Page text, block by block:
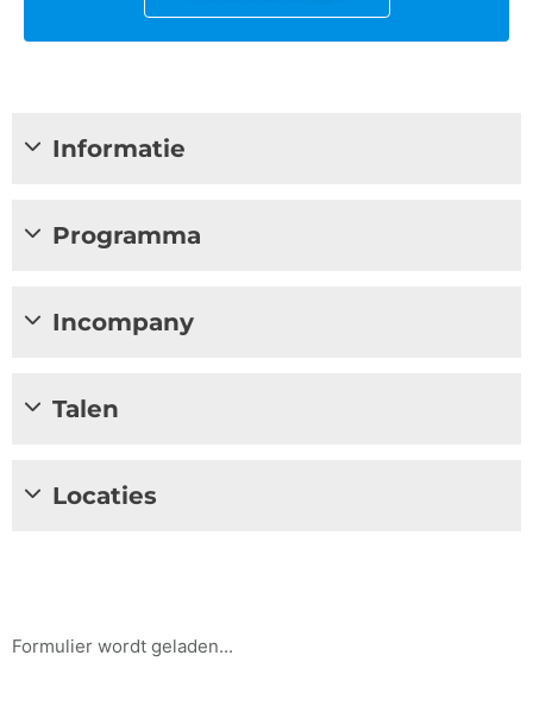
Informatie
Programma
Incompany
Talen
Locaties
Formulier wordt geladen...